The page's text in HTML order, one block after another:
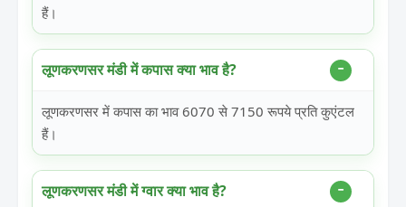
हैं।
लूणकरणसर मंडी में कपास क्या भाव है?
लूणकरणसर में कपास का भाव 6070 से 7150 रूपये प्रति कुएंटल
हैं।
लूणकरणसर मंडी में ग्वार क्या भाव है?